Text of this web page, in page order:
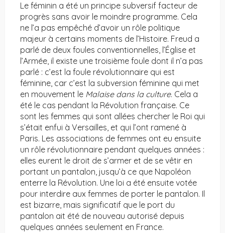
Le féminin a été un principe subversif facteur de
progrès sans avoir le moindre programme. Cela
ne l’a pas empêché d’avoir un rôle politique
majeur à certains moments de l’Histoire. Freud a
parlé de deux foules conventionnelles, l’Église et
l’Armée, il existe une troisième foule dont il n’a pas
parlé : c’est la foule révolutionnaire qui est
féminine, car c’est la subversion féminine qui met
en mouvement le Malaise dans la culture. Cela a
été le cas pendant la Révolution française. Ce
sont les femmes qui sont allées chercher le Roi qui
s’était enfui à Versailles, et qui l’ont ramené à
Paris. Les associations de femmes ont eu ensuite
un rôle révolutionnaire pendant quelques années :
elles eurent le droit de s’armer et de se vêtir en
portant un pantalon, jusqu’à ce que Napoléon
enterre la Révolution. Une loi a été ensuite votée
pour interdire aux femmes de porter le pantalon. Il
est bizarre, mais significatif que le port du
pantalon ait été de nouveau autorisé depuis
quelques années seulement en France.